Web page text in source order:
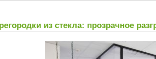
из стекла: прозрачное